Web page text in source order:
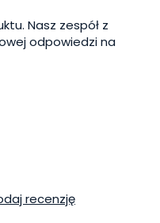
Nasz zespół z
odpowiedzi na
recenzję